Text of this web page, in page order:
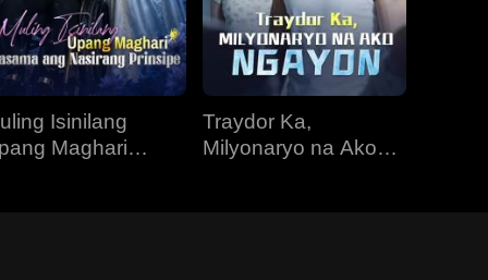
Isinilang
Maghari
Traydor Ka,
Milyonaryo na Ako